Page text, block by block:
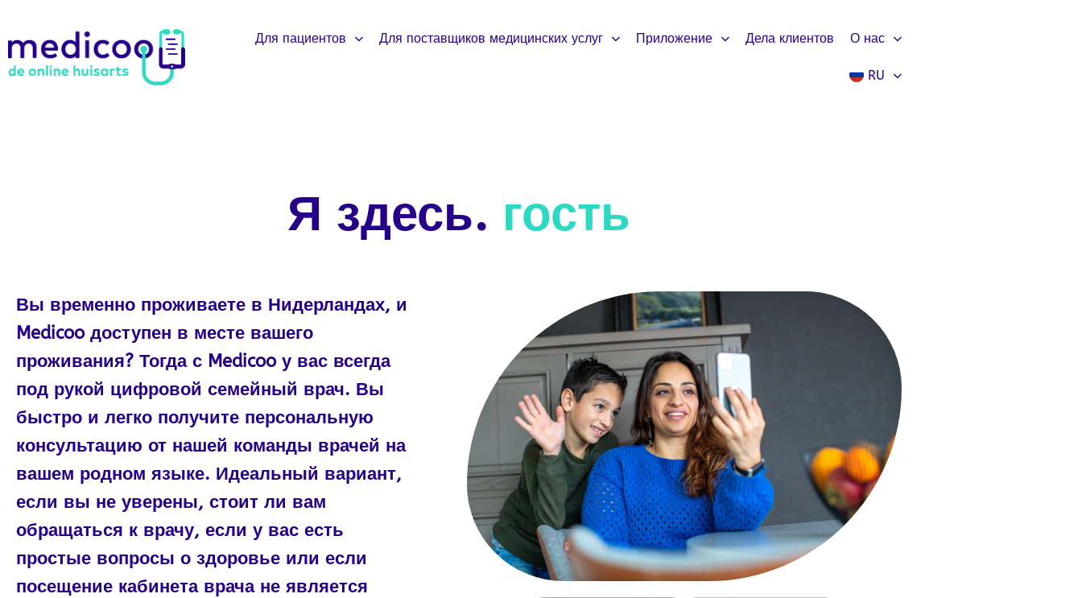
Для пациентов Для поставщиков медицинских услуг Приложение Дела клиентов О нас
RU
Я здесь. гость
Вы временно проживаете в Нидерландах, и
Medicoo доступен в месте вашего
проживания? Тогда с Medicoo у вас всегда
под рукой цифровой семейный врач. Вы
быстро и легко получите персональную
консультацию от нашей команды врачей на
вашем родном языке. Идеальный вариант,
если вы не уверены, стоит ли вам
обращаться к врачу, если у вас есть
простые вопросы о здоровье или если
посещение кабинета врача не является